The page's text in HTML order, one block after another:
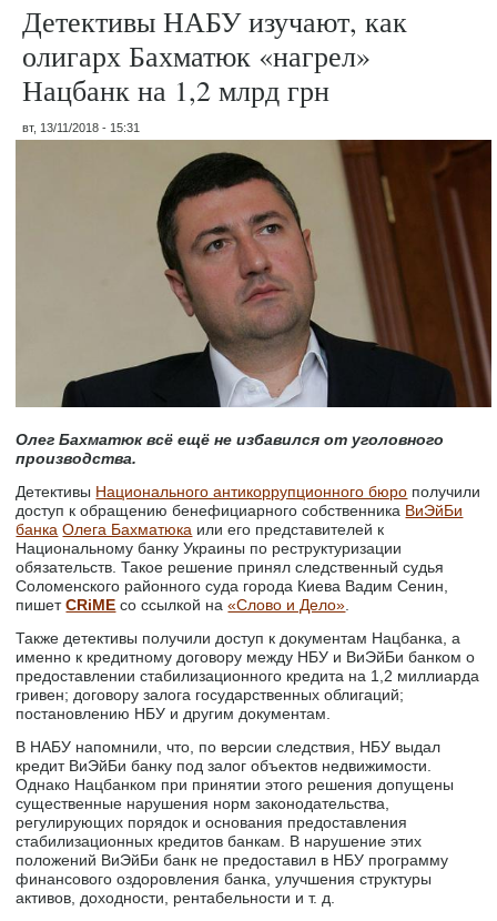
Детективы НАБУ изучают, как
олигарх Бахматюк «нагрел»
Нацбанк на 1,2 млрд грн
вт, 13/11/2018 - 15:31
Олег Бахматюк всё ещё не избавился от уголовного
производства.
Детективы Национального антикоррупционного бюро получили
доступ к обращению бенефициарного собственника ВиЭйБи
банка Олега Бахматюка или его представителей к
Национальному банку Украины по реструктуризации
обязательств. Такое решение принял следственный судья
Соломенского районного суда города Киева Вадим Сенин,
пишетCRiME со ссылкой на«Слово и Дело».
Также детективы получили доступ к документам Нацбанка, а
именно к кредитному договору между НБУ и ВиЭйБи банком о
предоставлении стабилизационного кредита на 1,2 миллиарда
гривен; договору залога государственных облигаций;
постановлению НБУ и другим документам.
В НАБУ напомнили, что, по версии следствия, НБУ выдал
кредит ВиЭйБи банку под залог объектов недвижимости.
Однако Нацбанком при принятии этого решения допущены
существенные нарушения норм законодательства,
регулирующих порядок и основания предоставления
стабилизационных кредитов банкам. В нарушение этих
положений ВиЭйБи банк не предоставил в НБУ программу
финансового оздоровления банка, улучшения структуры
активов, доходности, рентабельности и т. д.